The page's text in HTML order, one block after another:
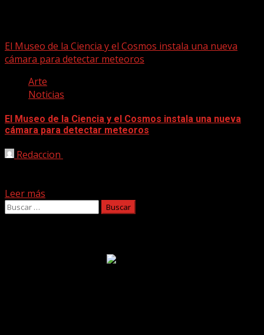
El Museo de la Ciencia y el Cosmos instala una nueva
cámara para detectar meteoros
Arte
Noticias
El Museo de la Ciencia y el Cosmos instala una nueva
cámara para detectar meteoros
Redaccion
Leer más
Buscar: